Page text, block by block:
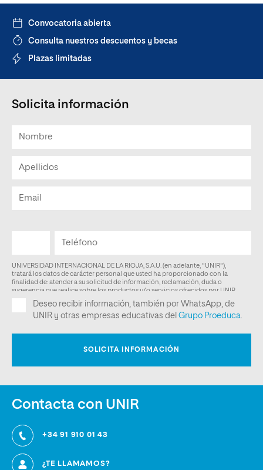
Convocatoria abierta
Consulta nuestros descuentos y becas
Plazas limitadas
Solicita información
Contacta con UNIR
+34 91 910 01 43
¿TE LLAMAMOS?